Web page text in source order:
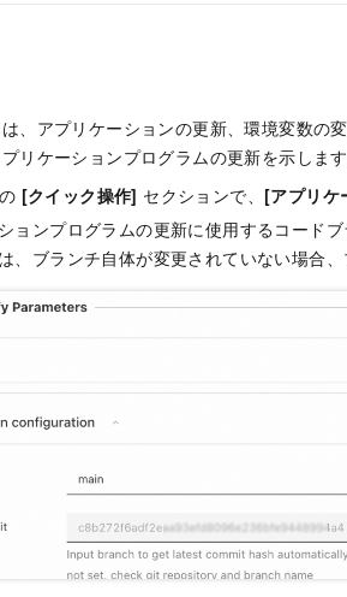
、アプリケーションの更新、環境変数の
リケーションプログラムの更新を示します
[クイック操作] セクションで、 [アプリケ
ョンプログラムの更新に使用するコードブ
、ブランチ自体が変更されていない場合